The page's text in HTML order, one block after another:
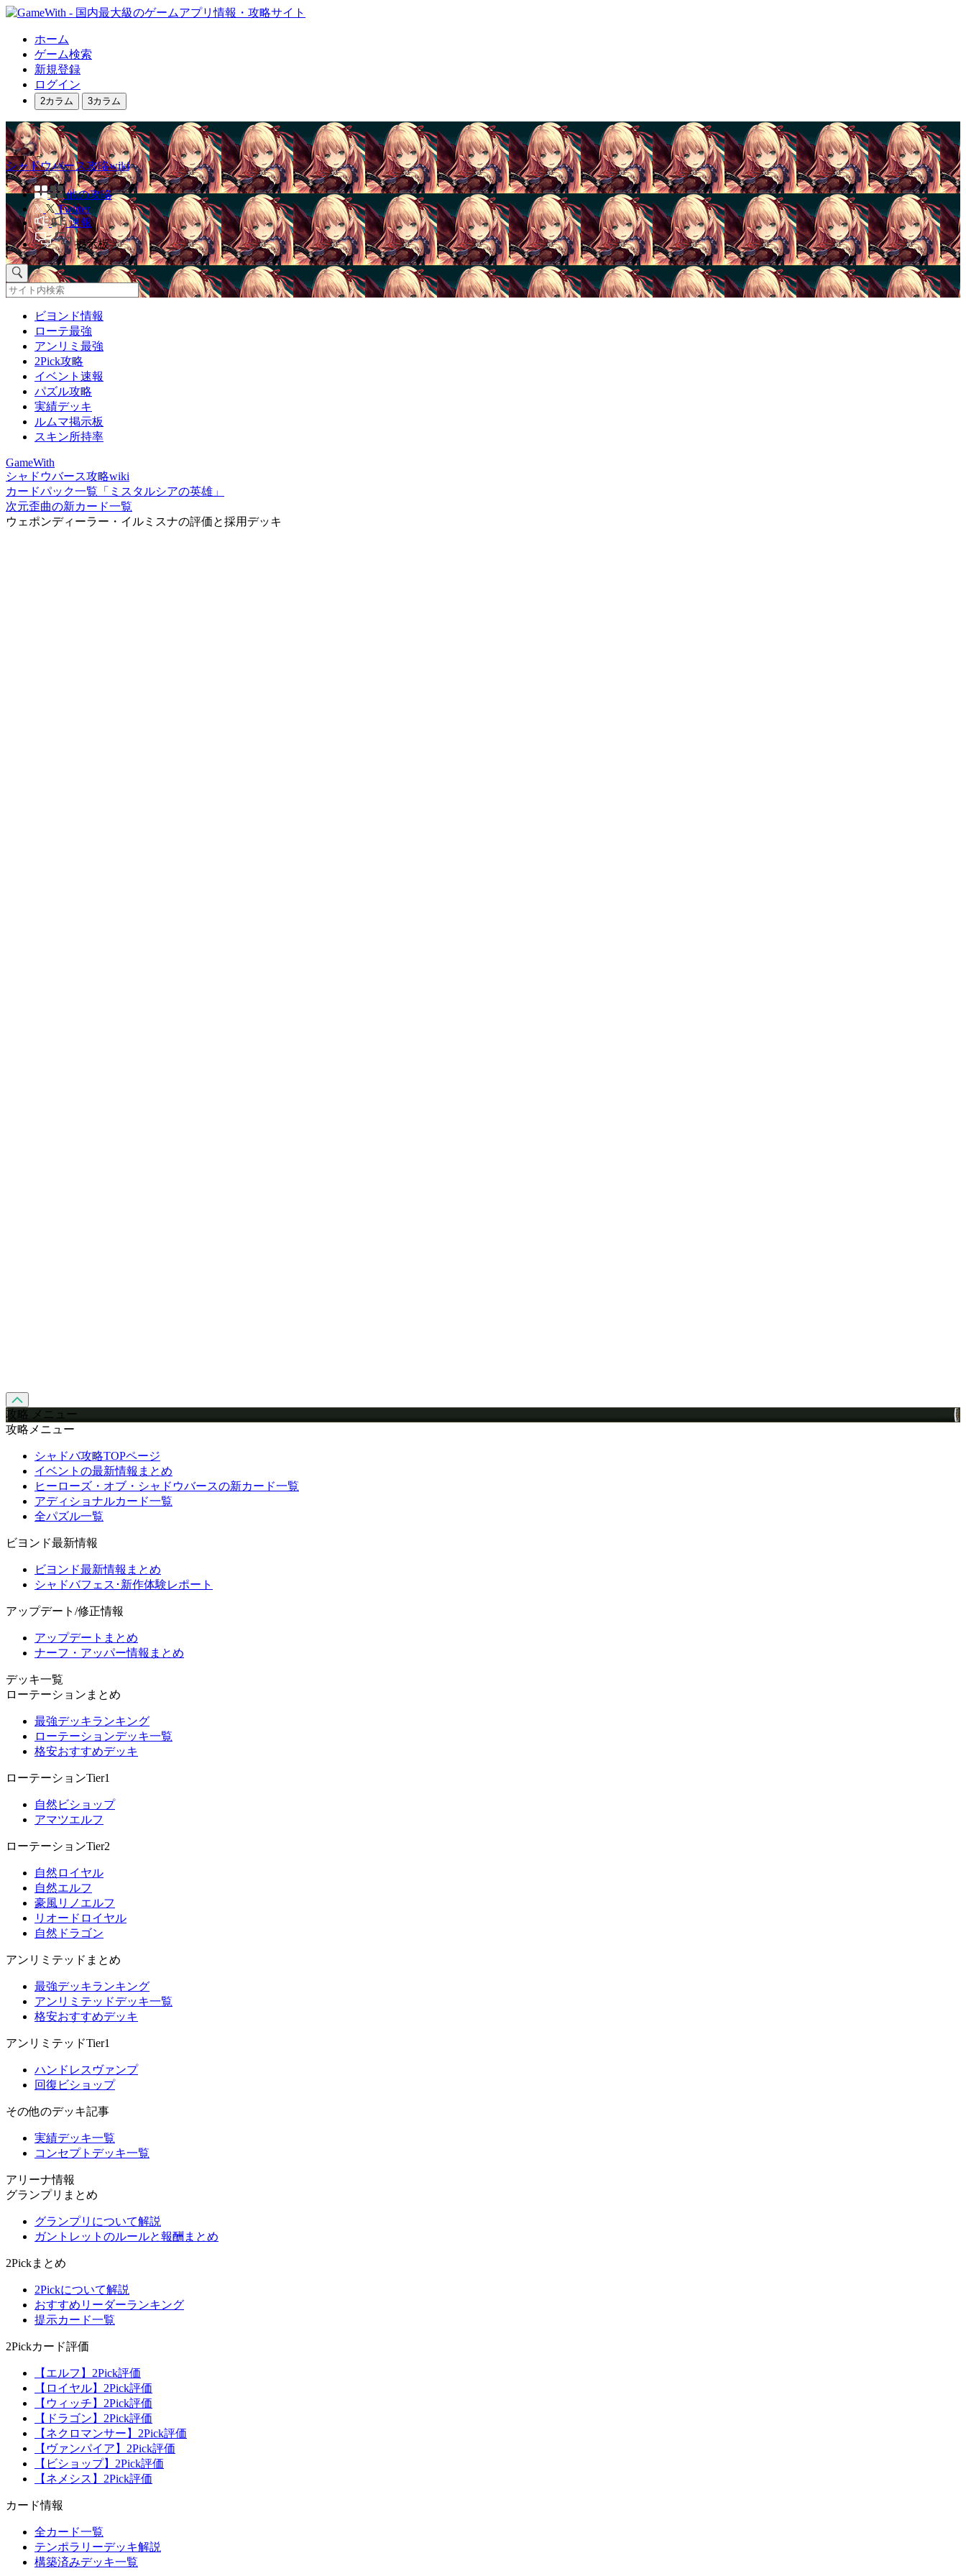
ホーム
ゲーム検索
新規登録
ログイン
2カラム 3カラム
シャドウバース攻略wiki
他の攻略
Twitter
速報
掲示板
ビヨンド情報
ローテ最強
アンリミ最強
2Pick攻略
イベント速報
パズル攻略
実績デッキ
ルムマ掲示板
スキン所持率
GameWith
シャドウバース攻略wiki
カードパック一覧「ミスタルシアの英雄」
次元歪曲の新カード一覧
ウェポンディーラー・イルミスナの評価と採用デッキ
攻略 メニュー
攻略メニュー
シャドバ攻略TOPページ
イベントの最新情報まとめ
ヒーローズ・オブ・シャドウバースの新カード一覧
アディショナルカード一覧
全パズル一覧
ビヨンド最新情報
ビヨンド最新情報まとめ
シャドバフェス･新作体験レポート
アップデート/修正情報
アップデートまとめ
ナーフ・アッパー情報まとめ
デッキ一覧
ローテーションまとめ
最強デッキランキング
ローテーションデッキ一覧
格安おすすめデッキ
ローテーションTier1
自然ビショップ
アマツエルフ
ローテーションTier2
自然ロイヤル
自然エルフ
豪風リノエルフ
リオードロイヤル
自然ドラゴン
アンリミテッドまとめ
最強デッキランキング
アンリミテッドデッキ一覧
格安おすすめデッキ
アンリミテッドTier1
ハンドレスヴァンプ
回復ビショップ
その他のデッキ記事
実績デッキ一覧
コンセプトデッキ一覧
アリーナ情報
グランプリまとめ
グランプリについて解説
ガントレットのルールと報酬まとめ
2Pickまとめ
2Pickについて解説
おすすめリーダーランキング
提示カード一覧
2Pickカード評価
【エルフ】2Pick評価
【ロイヤル】2Pick評価
【ウィッチ】2Pick評価
【ドラゴン】2Pick評価
【ネクロマンサー】2Pick評価
【ヴァンパイア】2Pick評価
【ビショップ】2Pick評価
【ネメシス】2Pick評価
カード情報
全カード一覧
テンポラリーデッキ解説
構築済みデッキ一覧